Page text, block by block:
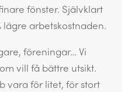
fönster. Självklart
lägre arbetskostnaden.
föreningar… Vi
vill få bättre utsikt.
vara för litet, för stort